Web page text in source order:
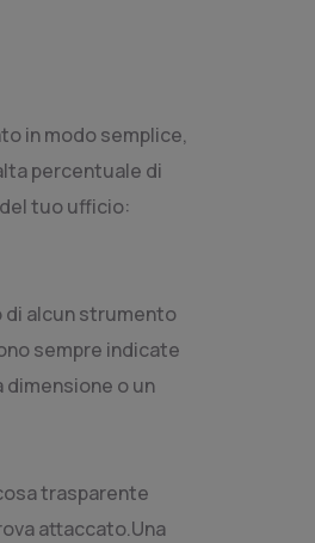
in modo semplice,
percentuale di
tuo ufficio:
di alcun strumento
sempre indicate
dimensione o un
trasparente
attaccato.Una